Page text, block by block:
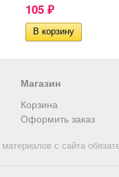
105 ₽
Магазин
Корзина
Оформить заказ
с сайта